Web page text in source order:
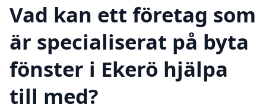
Vad kan ett företag som
är specialiserat på byta
fönster i Ekerö hjälpa
till med?